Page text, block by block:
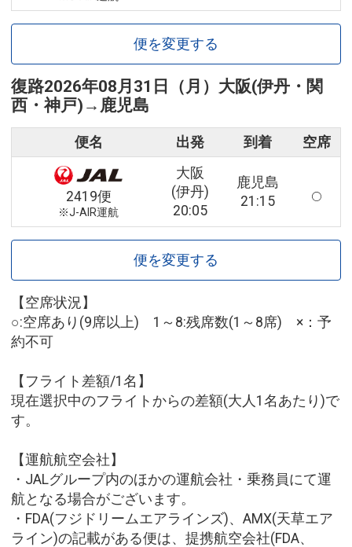
便を変更する
復路2026年08月31日（月） 大阪(伊丹・関
西・神戸) → 鹿児島
便名 出発 到着 空席
2419便
※J-AIR運航
大阪
(伊丹)
20:05
鹿児島
21:15
便を変更する
【空席状況】
○:空席あり(9席以上) 1～8:残席数(1～8席) ×：予
約不可
【フライト差額/1名】
現在選択中のフライトからの差額(大人1名あたり)で
す。
【運航航空会社】
・JALグループ内のほかの運航会社・乗務員にて運
航となる場合がございます。
・FDA(フジドリームエアラインズ)、AMX(天草エア
ライン)の記載がある便は、提携航空会社(FDA、